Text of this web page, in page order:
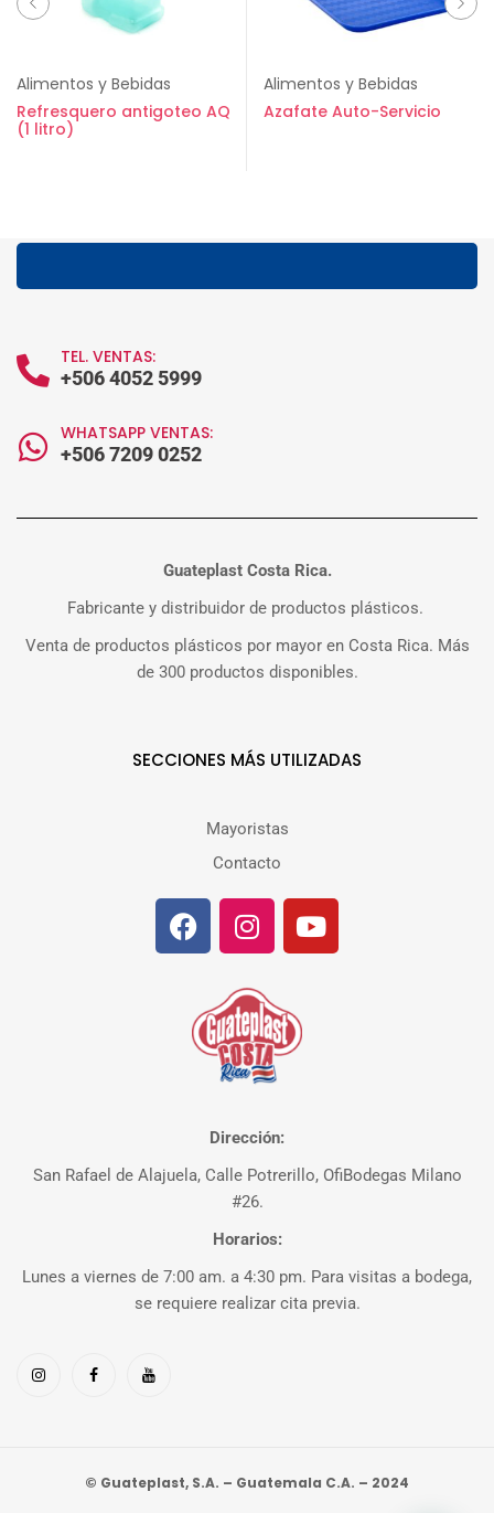
Alimentos y Bebidas
Refresquero antigoteo AQ
(1 litro)
Alimentos y Bebidas
Azafate Auto-Servicio
TEL. VENTAS:
+506 4052 5999
WHATSAPP VENTAS:
+506 7209 0252
Guateplast Costa Rica.
Fabricante y distribuidor de productos plásticos.
Venta de productos plásticos por mayor en Costa Rica. Más
de 300 productos disponibles.
SECCIONES MÁS UTILIZADAS
Mayoristas
Contacto
Dirección:
San Rafael de Alajuela, Calle Potrerillo, OfiBodegas Milano
#26.
Horarios:
Lunes a viernes de 7:00 am. a 4:30 pm. Para visitas a bodega,
se requiere realizar cita previa.
© Guateplast, S.A. – Guatemala C.A. – 2024